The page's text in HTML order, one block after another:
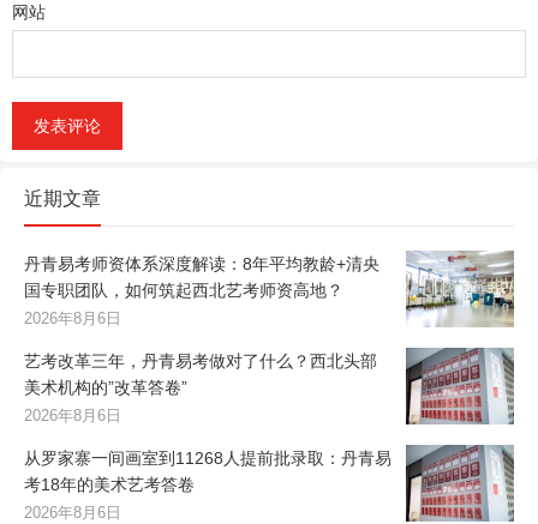
网站
近期文章
丹青易考师资体系深度解读：8年平均教龄+清央
国专职团队，如何筑起西北艺考师资高地？
2026年8月6日
艺考改革三年，丹青易考做对了什么？西北头部
美术机构的”改革答卷”
2026年8月6日
从罗家寨一间画室到11268人提前批录取：丹青易
考18年的美术艺考答卷
2026年8月6日